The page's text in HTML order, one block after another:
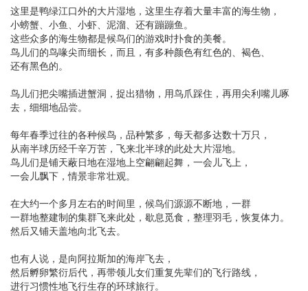
这里是鸭绿江口外的大片湿地，这里生存着大量丰富的海生物，
小螃蟹、小鱼、小虾、泥溜、还有蹦蹦鱼。
这些众多的海生物都是候鸟们的游戏时扑食的美餐。
鸟儿们的鸟喙尖而细长，而且，有多种颜色有红色的、褐色、
还有黑色的。
鸟儿们把尖嘴插进蟹洞，捉出猎物，用鸟爪踩住，再用尖利嘴儿啄
去，细细地品尝。
每年春季过往的各种候鸟，品种繁多，每天都多达数十万只，
从南半球历经千辛万苦，飞来北半球的此处大片湿地。
鸟儿们是铺天蔽日地在湿地上空翩翩起舞，一会儿飞上，
一会儿飘下，情景非常壮观。
在大约一个多月左右的时间里，候鸟们源源不断地，一群
一群地整建制的集群飞来此处，歇息觅食，整理羽毛，恢复体力。
然后又铺天盖地向北飞去。
也有人说，是向阿拉斯加的海岸飞去，
然后孵卵繁衍后代，再带领儿女们重复先辈们的飞行路线，
进行习惯性地飞行生存的环球旅行。